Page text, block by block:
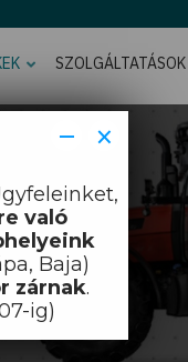
SZOLGÁLTATÁSOK
×
−
való
Baja)
zárnak.
ig)